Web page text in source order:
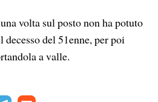
volta sul posto non ha potuto
del 51enne, per poi
a valle.